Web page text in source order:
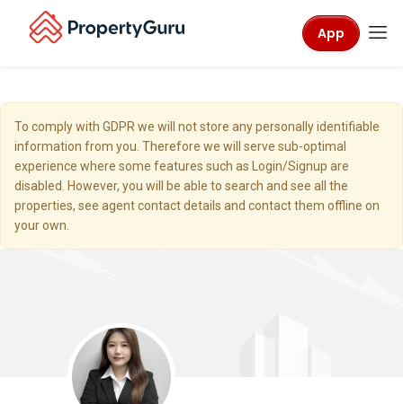
App
To comply with GDPR we will not store any personally identifiable
information from you. Therefore we will serve sub-optimal
experience where some features such as Login/Signup are
disabled. However, you will be able to search and see all the
properties, see agent contact details and contact them offline on
your own.